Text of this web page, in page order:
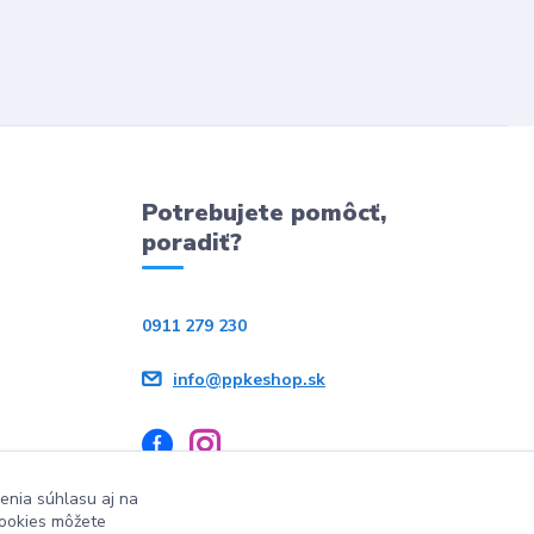
Potrebujete pomôcť,
poradiť?
0911 279 230
info@ppkeshop.sk
súhlasu aj na
môžete